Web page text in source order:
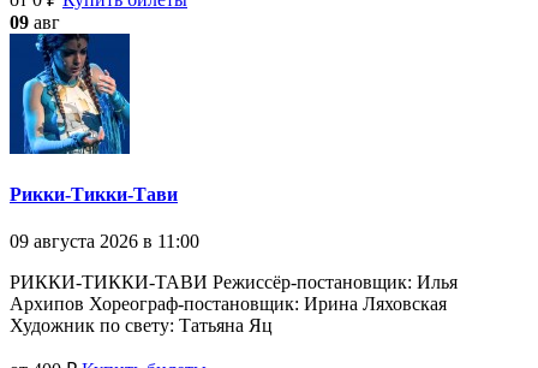
09 авг
Рикки-Тикки-Тави
09 августа 2026 в 11:00
РИККИ-ТИККИ-ТАВИ Режиссёр-постановщик: Илья
Архипов Хореограф-постановщик: Ирина Ляховская
Художник по свету: Татьяна Яц